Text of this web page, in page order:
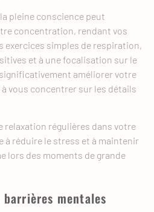
pleine conscience peut
concentration, rendant vos
exercices simples de respiration,
et à une focalisation sur le
améliorer votre
vous concentrer sur les détails
relaxation régulières dans votre
à réduire le stress et à maintenir
lors des moments de grande
mentales